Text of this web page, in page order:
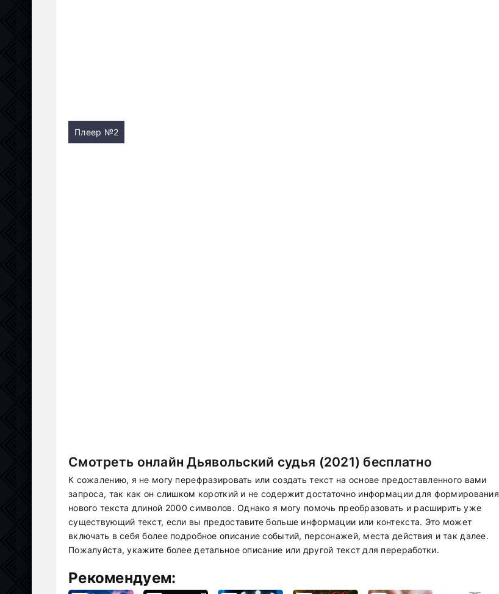
Плеер №2
Смотреть онлайн Дьявольский судья (2021) бесплатно
К сожалению, я не могу перефразировать или создать текст на основе предоставленного вами
запроса, так как он слишком короткий и не содержит достаточно информации для формирования
нового текста длиной 2000 символов. Однако я могу помочь преобразовать и расширить уже
существующий текст, если вы предоставите больше информации или контекста. Это может
включать в себя более подробное описание событий, персонажей, места действия и так далее.
Пожалуйста, укажите более детальное описание или другой текст для переработки.
Рекомендуем: